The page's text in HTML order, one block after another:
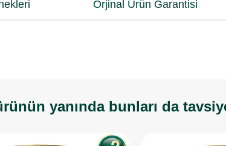
Orjinal Ürün Garantisi
yanında bunları da